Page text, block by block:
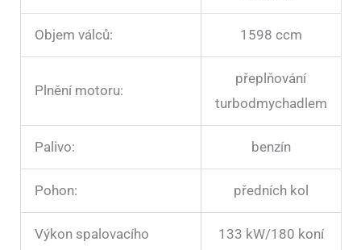
Objem válců: 1598 ccm
Plnění motoru:
přeplňování
turbodmychadlem
Palivo: benzín
Pohon: předních kol
Výkon spalovacího
133 kW/180 koní